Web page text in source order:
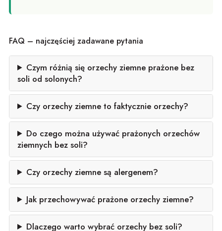
FAQ – najczęściej zadawane pytania
Czym różnią się orzechy ziemne prażone bez
soli od solonych?
Czy orzechy ziemne to faktycznie orzechy?
Do czego można używać prażonych orzechów
ziemnych bez soli?
Czy orzechy ziemne są alergenem?
Jak przechowywać prażone orzechy ziemne?
Dlaczego warto wybrać orzechy bez soli?